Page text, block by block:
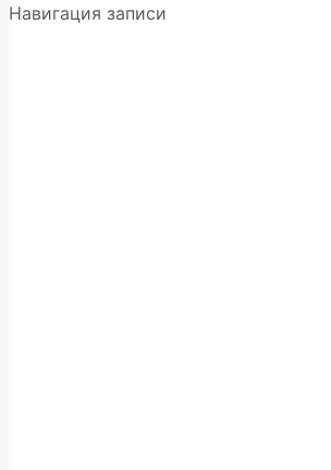
Навигация записи